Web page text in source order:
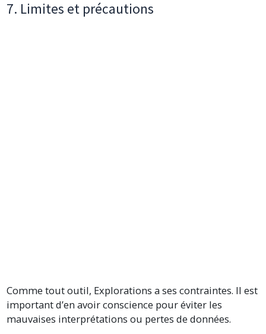
7. Limites et précautions
Comme tout outil, Explorations a ses contraintes. Il est
important d’en avoir conscience pour éviter les
mauvaises interprétations ou pertes de données.